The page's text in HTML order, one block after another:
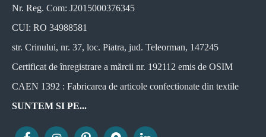
Nr. Reg. Com: J2015000376345
CUI: RO 34988581
str. Crinului, nr. 37, loc. Piatra, jud. Teleorman, 147245
Certificat de înregistrare a mărcii nr. 192112 emis de OSIM
CAEN 1392 : Fabricarea de articole confectionate din textile
SUNTEM SI PE...